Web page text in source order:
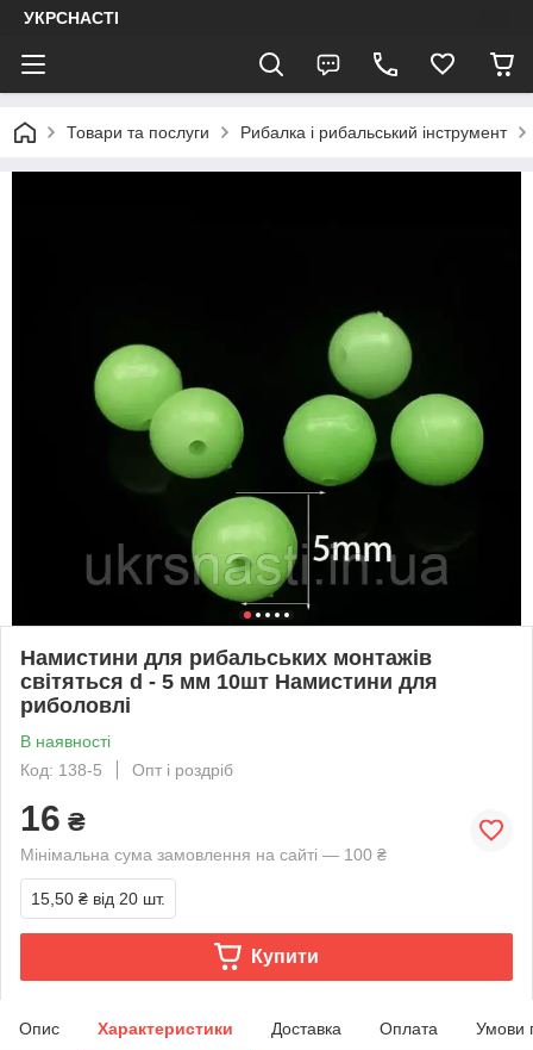
УКРСНАСТІ
Товари та послуги Рибалка і рибальський інструмент
Намистини для рибальських монтажів
світяться d - 5 мм 10шт Намистини для
риболовлі
В наявності
Код: 138-5
Опт і роздріб
16 ₴
Мінімальна сума замовлення на сайті — 100 ₴
15,50 ₴ від 20 шт.
Купити
Опис Характеристики Доставка Оплата Умови